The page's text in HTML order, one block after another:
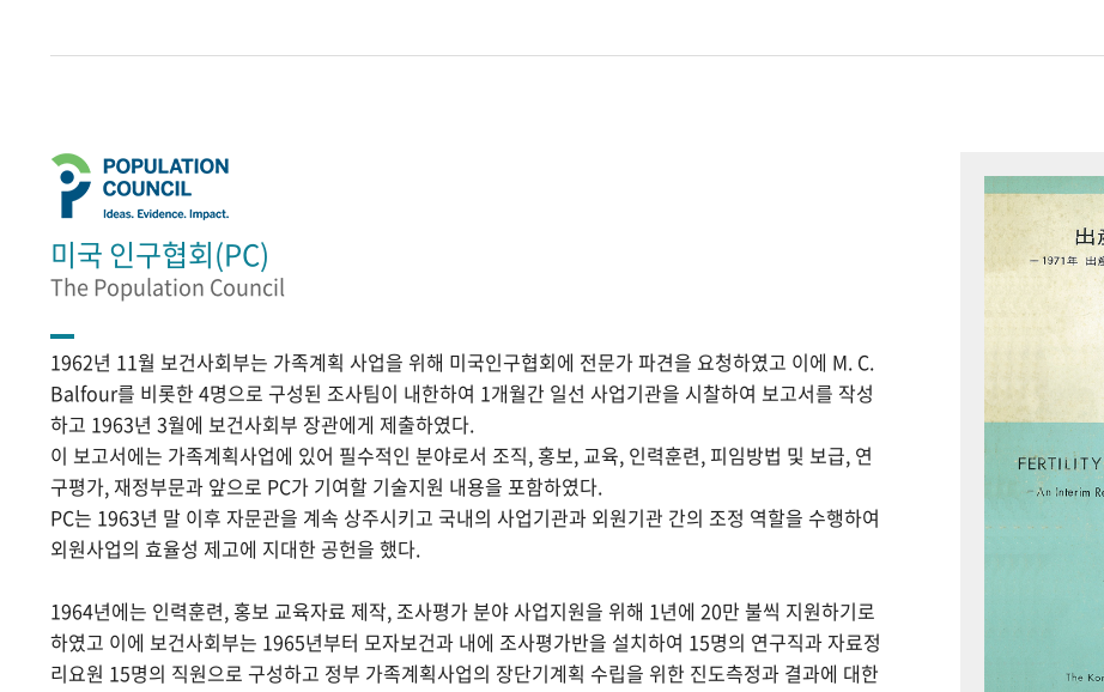
미국 인구협회(PC)
The Population Council
1962년 11월 보건사회부는 가족계획 사업을 위해 미국인구협회에 전문가 파견을 요청하였고 이에 M. C.
Balfour를 비롯한 4명으로 구성된 조사팀이 내한하여 1개월간 일선 사업기관을 시찰하여 보고서를 작성
하고 1963년 3월에 보건사회부 장관에게 제출하였다.
이 보고서에는 가족계획사업에 있어 필수적인 분야로서 조직, 홍보, 교육, 인력훈련, 피임방법 및 보급, 연
구평가, 재정부문과 앞으로 PC가 기여할 기술지원 내용을 포함하였다.
PC는 1963년 말 이후 자문관을 계속 상주시키고 국내의 사업기관과 외원기관 간의 조정 역할을 수행하여
외원사업의 효율성 제고에 지대한 공헌을 했다.
1964년에는 인력훈련, 홍보 교육자료 제작, 조사평가 분야 사업지원을 위해 1년에 20만 불씩 지원하기로
하였고 이에 보건사회부는 1965년부터 모자보건과 내에 조사평가반을 설치하여 15명의 연구직과 자료정
리요원 15명의 직원으로 구성하고 정부 가족계획사업의 장단기계획 수립을 위한 진도측정과 결과에 대한